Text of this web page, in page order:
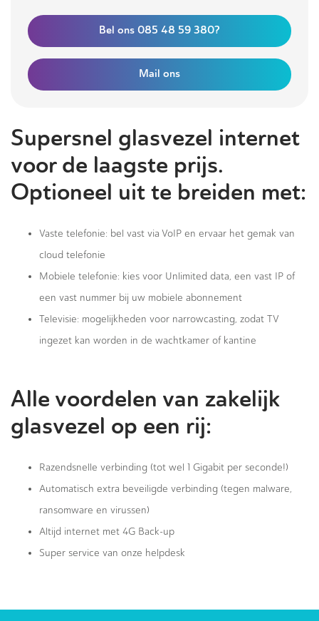
Bel ons 085 48 59 380?
Mail ons
Supersnel glasvezel internet
voor de laagste prijs.
Optioneel uit te breiden met:
Vaste telefonie: bel vast via VoIP en ervaar het gemak van
cloud telefonie
Mobiele telefonie: kies voor Unlimited data, een vast IP of
een vast nummer bij uw mobiele abonnement
Televisie: mogelijkheden voor narrowcasting, zodat TV
ingezet kan worden in de wachtkamer of kantine
Alle voordelen van zakelijk
glasvezel op een rij:
Razendsnelle verbinding (tot wel 1 Gigabit per seconde!)
Automatisch extra beveiligde verbinding (tegen malware,
ransomware en virussen)
Altijd internet met 4G Back-up
Super service van onze helpdesk